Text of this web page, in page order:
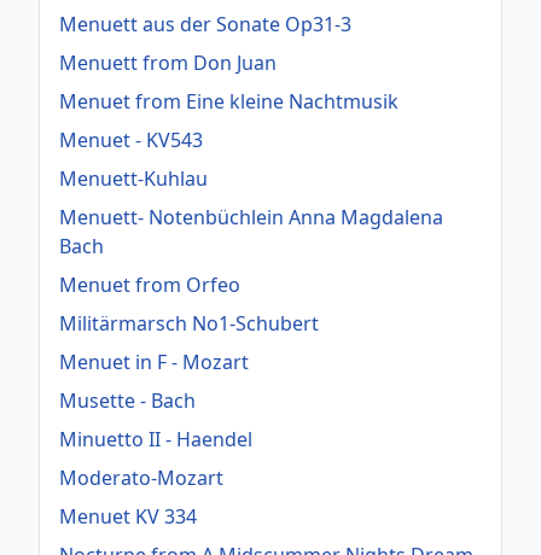
Menuett aus der Sonate Op31-3
Menuett from Don Juan
Menuet from Eine kleine Nachtmusik
Menuet - KV543
Menuett-Kuhlau
Menuett- Notenbüchlein Anna Magdalena
Bach
Menuet from Orfeo
Militärmarsch No1-Schubert
Menuet in F - Mozart
Musette - Bach
Minuetto II - Haendel
Moderato-Mozart
Menuet KV 334